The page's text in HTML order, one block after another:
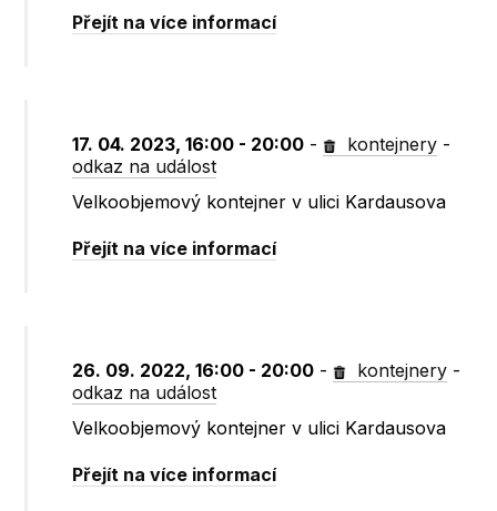
Přejít na více informací
17. 04. 2023, 16:00 - 20:00 - kontejnery -
odkaz na událost
Velkoobjemový kontejner v ulici Kardausova
Přejít na více informací
26. 09. 2022, 16:00 - 20:00 - kontejnery -
odkaz na událost
Velkoobjemový kontejner v ulici Kardausova
Přejít na více informací